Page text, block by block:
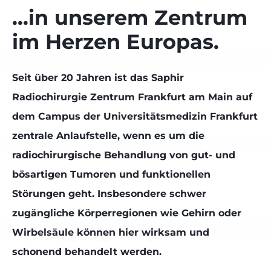
…in unserem Zentrum
im Herzen Europas.
Seit über 20 Jahren ist das Saphir
Radiochirurgie Zentrum Frankfurt am Main auf
dem Campus der Universitätsmedizin Frankfurt
zentrale Anlaufstelle, wenn es um die
radiochirurgische Behandlung von gut- und
bösartigen Tumoren und funktionellen
Störungen geht. Insbesondere schwer
zugängliche Körperregionen wie Gehirn oder
Wirbelsäule können hier wirksam und
schonend behandelt werden.